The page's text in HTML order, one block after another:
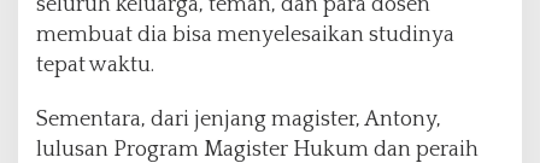
membuat dia bisa menyelesaikan studinya
tepat waktu.
Sementara, dari jenjang magister, Antony,
lulusan Program Magister Hukum dan peraih